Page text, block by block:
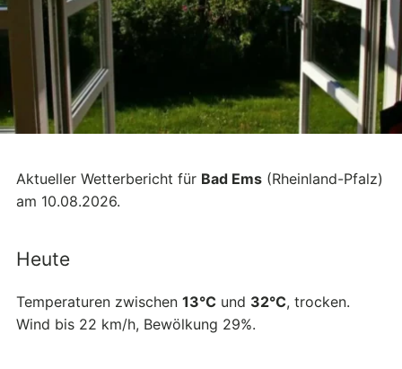
Aktueller Wetterbericht für Bad Ems (Rheinland-Pfalz)
am 10.08.2026.
Heute
Temperaturen zwischen 13°C und 32°C, trocken.
Wind bis 22 km/h, Bewölkung 29%.